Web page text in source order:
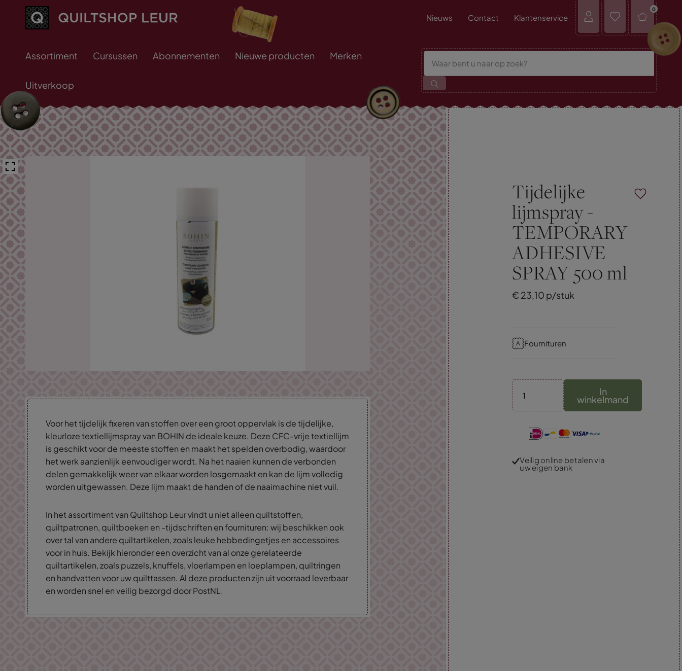
Nieuws Contact Klantenservice
0
Assortiment Cursussen Abonnementen Nieuwe producten Merken
Uitverkoop
Voor het tijdelijk fixeren van stoffen over een groot oppervlak is de tijdelijke,
kleurloze textiellijmspray van BOHIN de ideale keuze. Deze CFC-vrije textiellijm
is geschikt voor de meeste stoffen en maakt het spelden overbodig, waardoor
het werk aanzienlijk eenvoudiger wordt. Na het naaien kunnen de verbonden
delen gemakkelijk weer van elkaar worden losgemaakt en kan de lijm volledig
worden uitgewassen. Deze lijm maakt de handen of de naaimachine niet vuil.
In het assortiment van Quiltshop Leur vindt u niet alleen quiltstoffen,
quiltpatronen, quiltboeken en -tijdschriften en fournituren: wij beschikken ook
over tal van andere quiltartikelen, zoals leuke hebbedingetjes en accessoires
voor in huis. Bekijk hieronder een overzicht van al onze gerelateerde
quiltartikelen, zoals puzzels, knuffels, vloerlampen en loeplampen, quiltringen
en handvatten voor uw quilttassen. Al deze producten zijn uit voorraad leverbaar
en worden snel en veilig bezorgd door PostNL.
Tijdelijke
lijmspray -
TEMPORARY
ADHESIVE
SPRAY 500 ml
€ 23,10 p/stuk
Fournituren
In
winkelmand
Veilig online betalen via
uw eigen bank